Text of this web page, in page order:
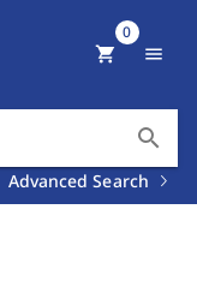
search
Advanced Search
shopping_cart
0
menu